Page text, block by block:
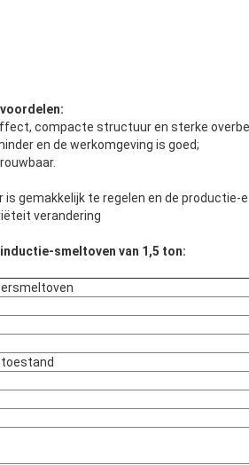
compacte structuur en sterke
en de werkomgeving is goed;
gemakkelijk te regelen en de productie-
verandering
smeltoven van 1,5 ton: